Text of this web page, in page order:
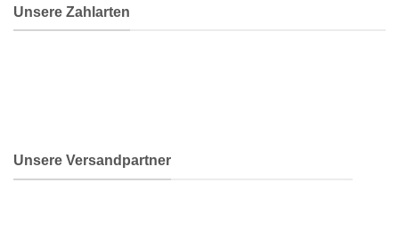
Unsere Zahlarten
Unsere Versandpartner